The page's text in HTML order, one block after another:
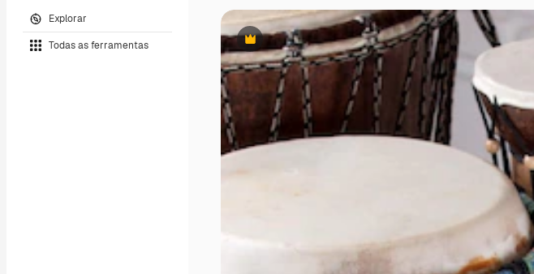
Explorar
Todas as ferramentas Premium